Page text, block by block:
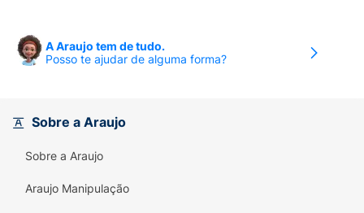
A Araujo tem de tudo.
Posso te ajudar de alguma forma?
Sobre a Araujo
Sobre a Araujo
Araujo Manipulação